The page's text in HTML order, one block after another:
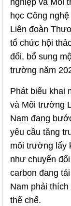
nghiệp và Môi
học Công
Liên đoàn
tổ chức hội
đổi, bổ sung
trường năm
Phát biểu khai
và Môi trường
Nam đang
yêu cầu tăng
môi trường lấy
như chuyển
carbon đang
Nam phải
thể chế.